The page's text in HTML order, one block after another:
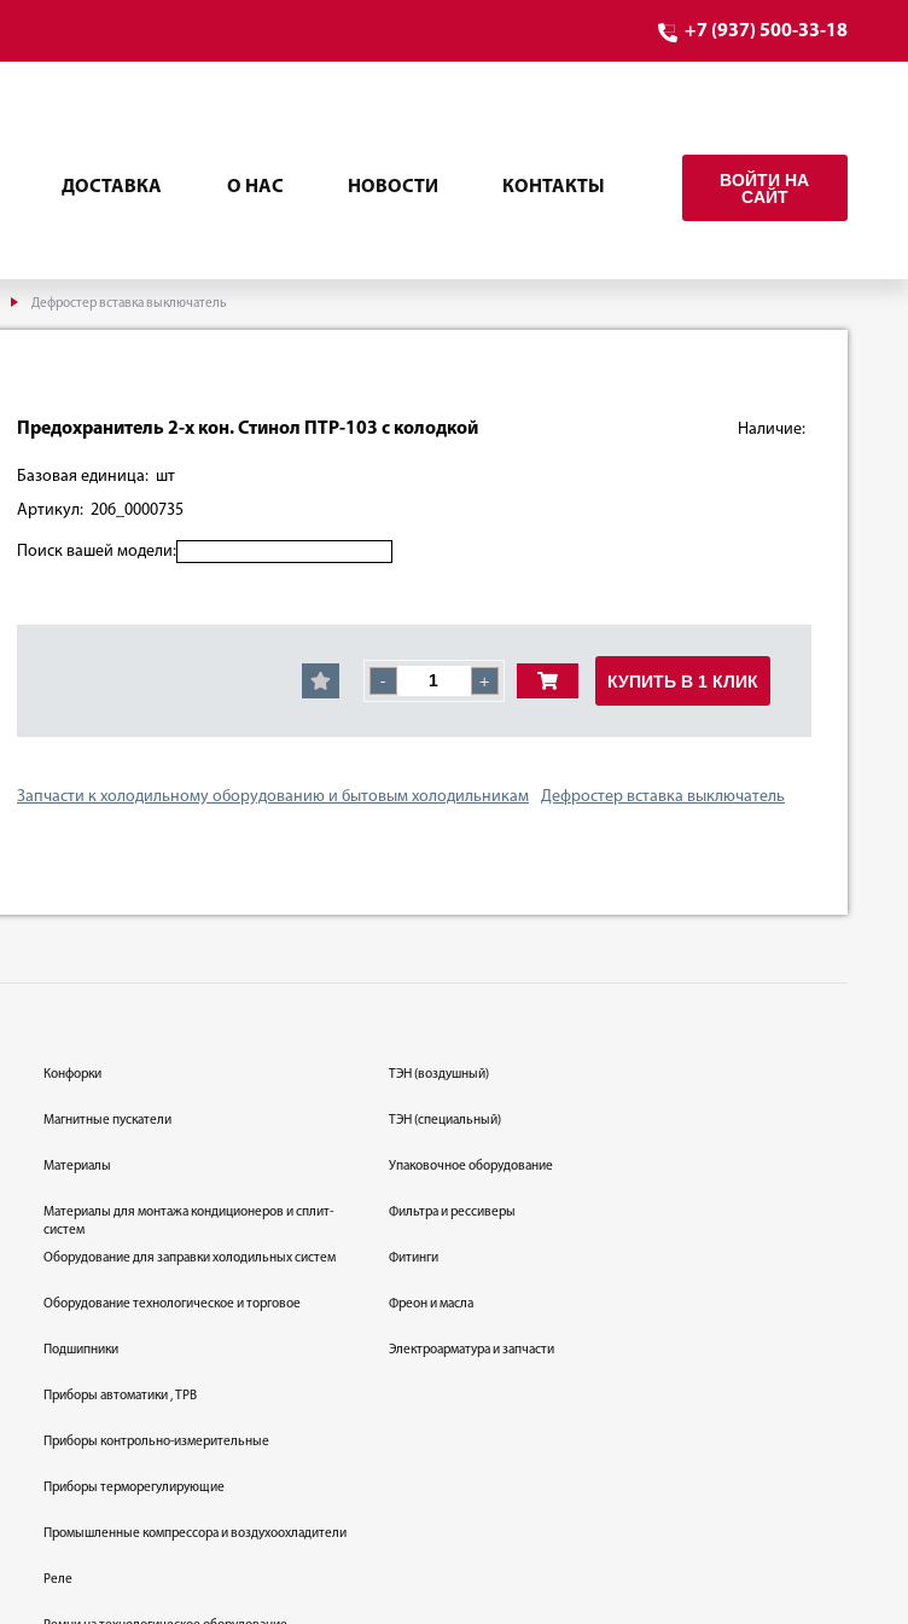
+7 (937) 500-33-18
ДОСТАВКА О НАС НОВОСТИ КОНТАКТЫ
ВОЙТИ НА
САЙТ
Дефростер вставка выключатель
Предохранитель 2-х кон. Стинол ПТР-103 с колодкой Наличие:
Базовая единица: шт
Артикул: 206_0000735
Поиск вашей модели:
- + КУПИТЬ В 1 КЛИК
Запчасти к холодильному оборудованию и бытовым холодильникам Дефростер вставка выключатель
Конфорки
Магнитные пускатели
Материалы
Материалы для монтажа кондиционеров и сплит-
систем
Оборудование для заправки холодильных систем
Оборудование технологическое и торговое
Подшипники
Приборы автоматики , ТРВ
Приборы контрольно-измерительные
Приборы терморегулирующие
Промышленные компрессора и воздухоохладители
Реле
ТЭН (воздушный)
ТЭН (специальный)
Упаковочное оборудование
Фильтра и рессиверы
Фитинги
Фреон и масла
Электроарматура и запчасти